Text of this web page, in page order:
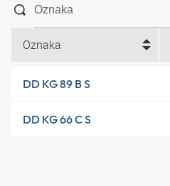
Oznaka
DD KG 89 B S
DD KG 66 C S